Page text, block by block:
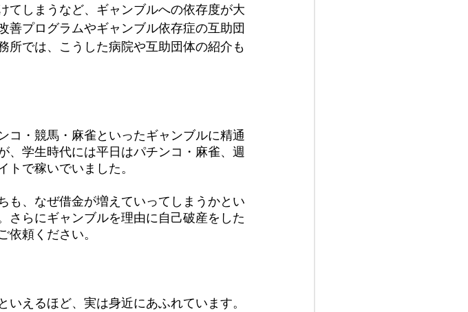
てしまうなど、ギャンブルへの依存度が大
善プログラムやギャンブル依存症の互助団
所では、こうした病院や互助団体の紹介も
コ・競馬・麻雀といったギャンブルに精通
、学生時代には平日はパチンコ・麻雀、週
で稼いでいました。
も、なぜ借金が増えていってしまうかとい
さらにギャンブルを理由に自己破産をした
依頼ください。
えるほど、実は身近にあふれています。